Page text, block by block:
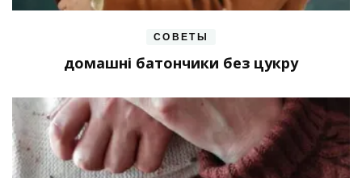
СОВЕТЫ
домашні батончики без цукру